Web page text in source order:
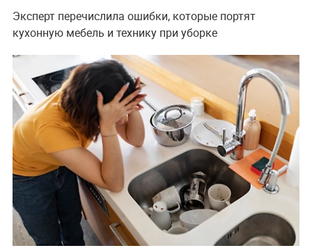
Эксперт перечислила ошибки, которые портят
кухонную мебель и технику при уборке